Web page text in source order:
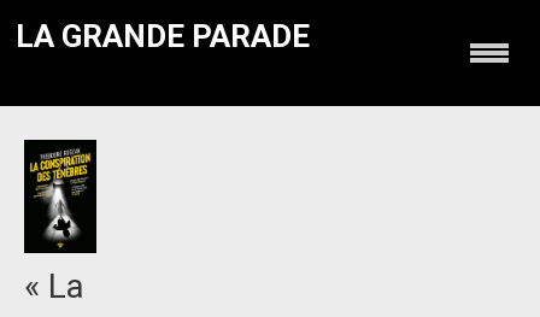
LA GRANDE PARADE
« La